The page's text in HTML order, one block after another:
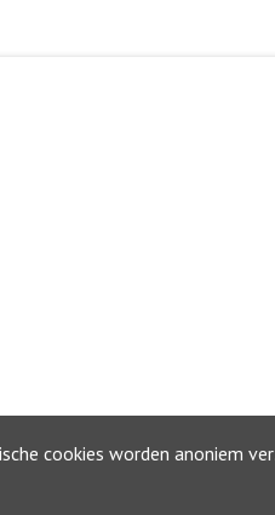
cookies worden anoniem
©2026, Gemeente
Privacyverklaring